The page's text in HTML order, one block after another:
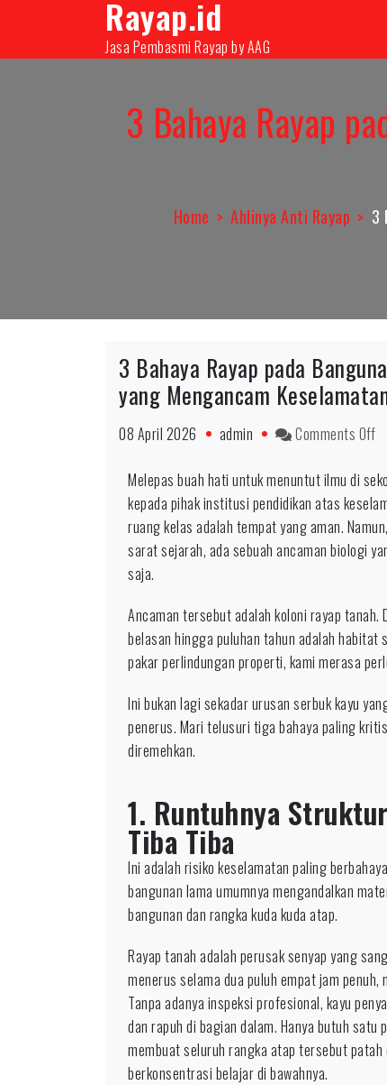
08131000350
Rayap.id
Jasa Pembasmi Rayap by AAG
3 Bahaya Rayap
Home Ahlinya Anti Rayap 3
3 Bahaya Rayap pada
yang Mengancam
08 April 2026 admin Comments Off
Melepas buah hati untuk menuntut ilmu di
kepada pihak institusi pendidikan atas
ruang kelas adalah tempat yang aman.
sarat sejarah, ada sebuah ancaman biologi
saja.
Ancaman tersebut adalah koloni rayap
belasan hingga puluhan tahun adalah habitat
pakar perlindungan properti, kami merasa
Ini bukan lagi sekadar urusan serbuk kayu
penerus. Mari telusuri tiga bahaya paling
diremehkan.
1. Runtuhnya
Tiba Tiba
Ini adalah risiko keselamatan paling
bangunan lama umumnya mengandalkan
bangunan dan rangka kuda kuda atap.
Rayap tanah adalah perusak senyap yang
menerus selama dua puluh empat jam
Tanpa adanya inspeksi profesional, kayu
dan rapuh di bagian dalam. Hanya butuh
membuat seluruh rangka atap tersebut
berkonsentrasi belajar di bawahnya.